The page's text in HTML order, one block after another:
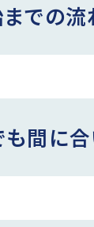
での流
間に合